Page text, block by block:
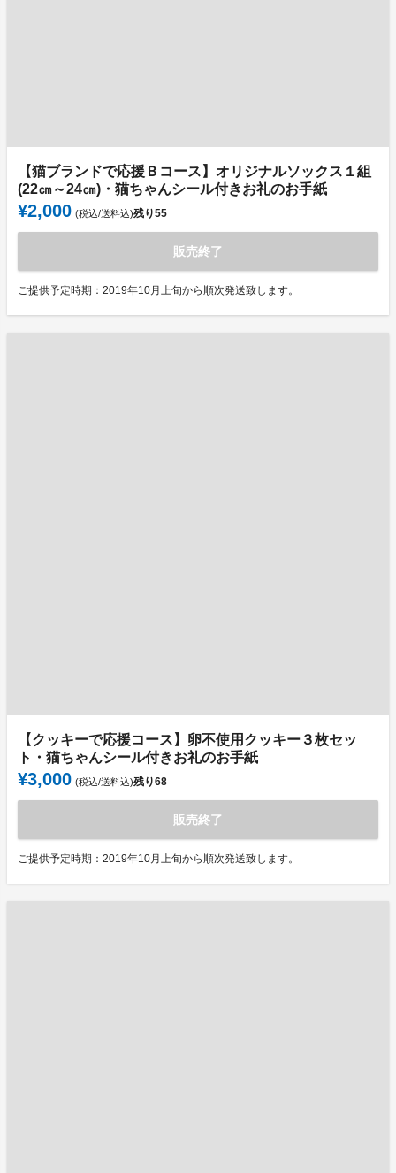
【猫ブランドで応援Ｂコース】オリジナルソックス１組
(22㎝～24㎝)・猫ちゃんシール付きお礼のお手紙
¥2,000 (税込/送料込)残り55
販売終了
ご提供予定時期：2019年10月上旬から順次発送致します。
【クッキーで応援コース】卵不使用クッキー３枚セッ
ト・猫ちゃんシール付きお礼のお手紙
¥3,000 (税込/送料込)残り68
販売終了
ご提供予定時期：2019年10月上旬から順次発送致します。